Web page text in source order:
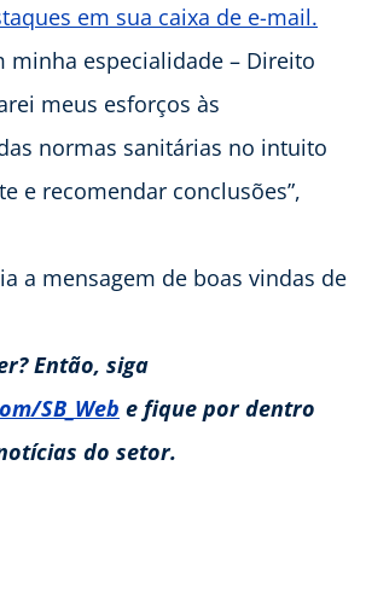
em sua caixa de e-mail.
minha especialidade – Direito
meus esforços às
normas sanitárias no intuito
e recomendar conclusões”,
a mensagem de boas vindas de
Então, siga
SB_Web e fique por dentro
do setor.